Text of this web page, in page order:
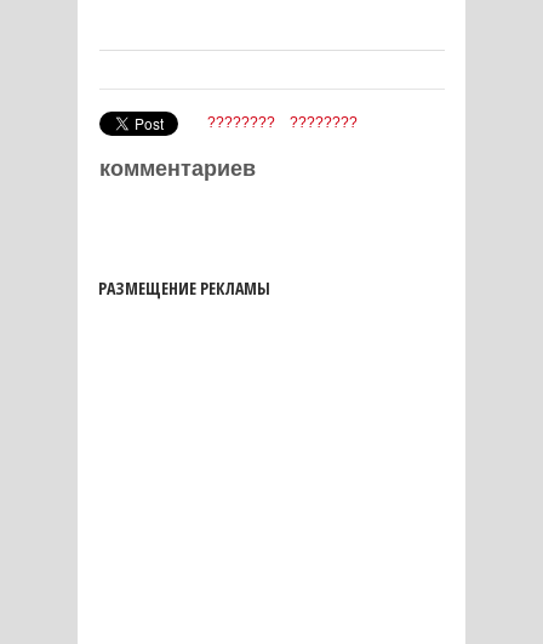
???????? ????????
комментариев
РАЗМЕЩЕНИЕ РЕКЛАМЫ